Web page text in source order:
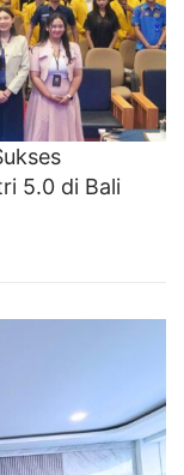
5.0 di Bali